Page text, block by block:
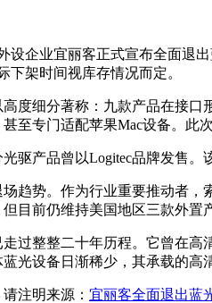
设企业宜丽客正式宣布全面退
下架时间视库存情况而定。
度细分著称：九款产品在接
甚至专门适配苹果Mac设备。此
驱产品曾以Logitec品牌发售
趋势。作为行业重要推动者，
目前仍维持美国地区三款外置
过整整二十年历程。它曾在
光设备日渐稀少，其承载的高
注明来源： 宜丽客全面退出蓝